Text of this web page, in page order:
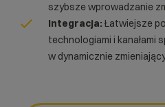
szybsze wprowadzanie
Integracja: Łatwiejsze
technologiami i kanałami
w dynamicznie